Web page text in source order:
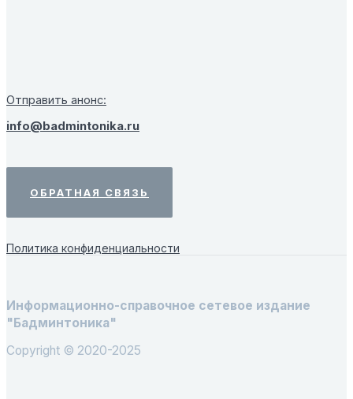
Отправить анонс:
info@badmintonika.ru
ОБРАТНАЯ СВЯЗЬ
Политика конфиденциальности
Информационно-справочное сетевое издание
"Бадминтоника"
Copyright © 2020-2025